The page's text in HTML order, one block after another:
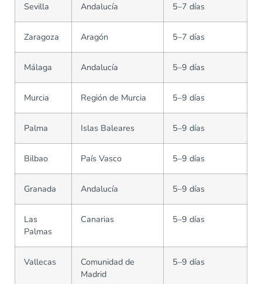
Sevilla Andalucía 5–7 días
Zaragoza Aragón 5–7 días
Málaga Andalucía 5–9 días
Murcia Región de Murcia 5–9 días
Palma Islas Baleares 5–9 días
Bilbao País Vasco 5–9 días
Granada Andalucía 5–9 días
Las
Palmas
Canarias 5–9 días
Vallecas
Comunidad de
Madrid
5–9 días